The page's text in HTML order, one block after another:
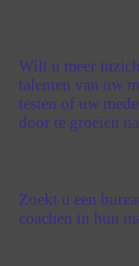
Wilt u meer
talenten van uw
testen of uw
door te groeien
Zoekt u een
coachen in hun